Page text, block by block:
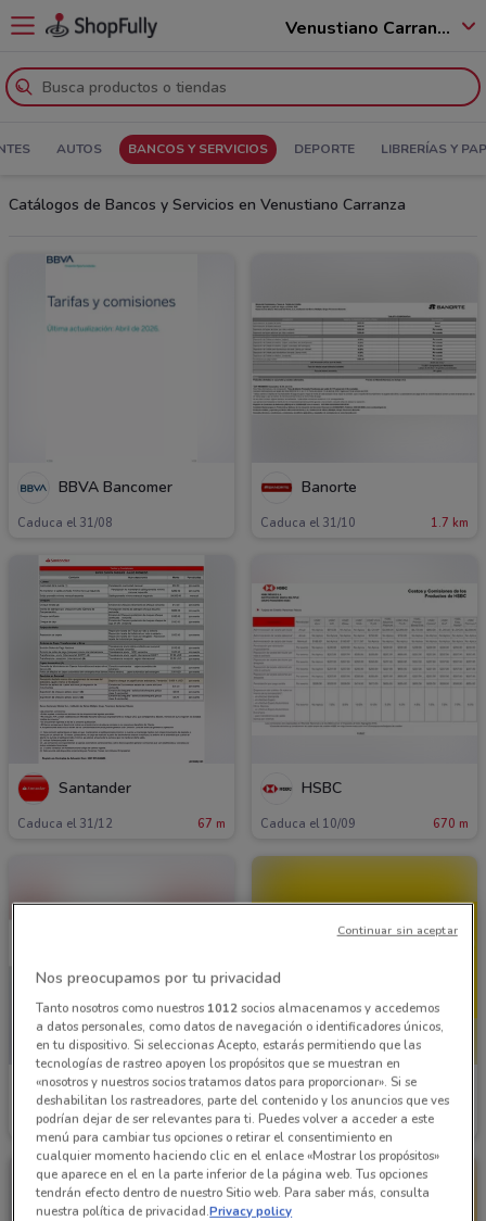
Venustiano Carranza - 15990
AUTOS BANCOS Y SERVICIOS DEPORTE LIBRERÍAS Y
Catálogos de Bancos y Servicios en Venustiano Carranza
BBVA Bancomer
Caduca el 31/08
Banorte
Caduca el 31/10 1.7 km
Santander
Caduca el 31/12 67 m
HSBC
Caduca el 10/09 670 m
Estafeta
Caduca el 31/12 319 m
Western Union
522 m
Nos preocupamos por tu privacidad
Tanto nosotros como nuestros 1012socios almacenamos y accedemos
a datos personales, como datos de navegación o identificadores únicos,
en tu dispositivo. Si seleccionas Acepto, estarás permitiendo que las
tecnologías de rastreo apoyen los propósitos que se muestran en
«nosotros y nuestros socios tratamos datos para proporcionar». Si se
deshabilitan los rastreadores, parte del contenido y los anuncios que ves
podrían dejar de ser relevantes para ti. Puedes volver a acceder a este
menú para cambiar tus opciones o retirar el consentimiento en
cualquier momento haciendo clic en el enlace «Mostrar los propósitos»
que aparece en el en la parte inferior de la página web. Tus opciones
tendrán efecto dentro de nuestro Sitio web. Para saber más, consulta
nuestra política de privacidad.Privacy policy
Continuar sin aceptar